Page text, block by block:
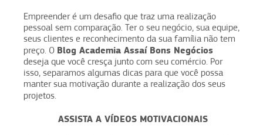
Empreender é um desafio que traz uma realização
pessoal sem comparação. Ter o seu negócio, sua equipe,
seus clientes e reconhecimento da sua família não tem
preço. O Blog Academia Assaí Bons Negócios
deseja que você cresça junto com seu comércio. Por
isso, separamos algumas dicas para que você possa
manter sua motivação durante a realização dos seus
projetos.
ASSISTA A VÍDEOS MOTIVACIONAIS